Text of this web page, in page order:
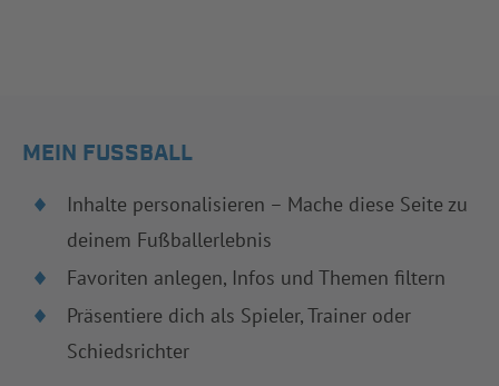
MEIN FUSSBALL
Inhalte personalisieren – Mache diese Seite zu
deinem Fußballerlebnis
Favoriten anlegen, Infos und Themen filtern
Präsentiere dich als Spieler, Trainer oder
Schiedsrichter